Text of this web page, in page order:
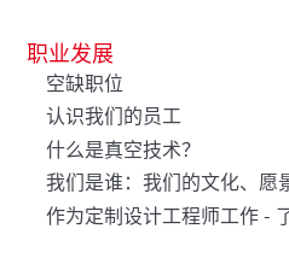
职业发展
空缺职位
认识我们的员工
什么是真空技术？
我们是谁：我们的文化、愿
作为定制设计工程师工作 -